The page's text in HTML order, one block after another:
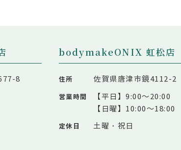
8
bodymakeONIX 虹松店
住所 佐賀県唐津市鏡4112-2
営業時間
【平日】9:00～20:00
【日曜】10:00～18:00
定休日 土曜・祝日